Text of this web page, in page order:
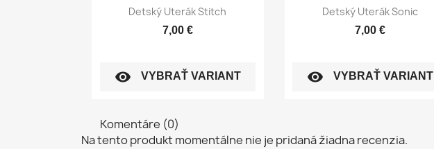
Rýchly náhľad
Detský Uterák Stitch
7,00 €
visibility VYBRAŤ VARIANT
Rýchly náhľad
Detský Uterák Sonic
7,00 €
visibility VYBRAŤ VARIANT
Komentáre (0)
Na tento produkt momentálne nie je pridaná žiadna recenzia.